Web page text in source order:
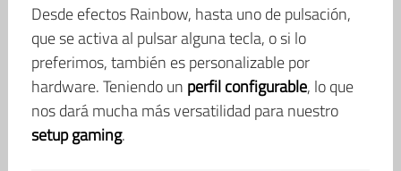
Desde efectos Rainbow, hasta uno de pulsación,
que se activa al pulsar alguna tecla, o si lo
preferimos, también es personalizable por
hardware. Teniendo un perfil configurable, lo que
nos dará mucha más versatilidad para nuestro
setup gaming.